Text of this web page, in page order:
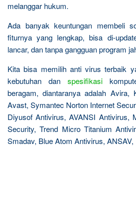
melanggar hukum.
Ada banyak keuntungan membeli
fiturnya yang lengkap, bisa di-
lancar, dan tanpa gangguan program
Kita bisa memilih anti virus terbaik
kebutuhan dan spesifikasi
beragam, diantaranya adalah Avira,
Avast, Symantec Norton Internet
Diyusof Antivirus, AVANSI Antivirus,
Security, Trend Micro Titanium
Smadav, Blue Atom Antivirus, ANSAV,